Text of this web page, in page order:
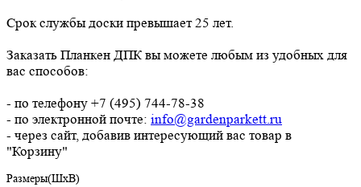
Срок службы доски превышает 25 лет.
Заказать Планкен ДПК вы можете любым из удобных для
вас способов:
- по телефону +7 (495) 744-78-38
- по электронной почте: info@gardenparkett.ru
- через сайт, добавив интересующий вас товар в
"Корзину"
Размеры(ШхВ)